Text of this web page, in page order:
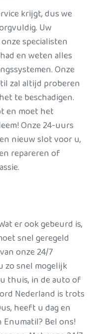
krijgt, dus we
Uw
specialisten
en weten alles
Onze
zal altijd proberen
te beschadigen.
en moet het
Onze 24-uurs
nieuw slot voor u,
repareren of
er ook gebeurd is,
snel geregeld
onze 24/7
zo snel mogelijk
thuis, in de auto of
Nederland is trots
heeft u dag en
Bel ons!